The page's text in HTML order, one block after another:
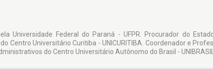
Universidade Federal do Paraná - UFPR. Procurador do
Centro Universitário Curitiba - UNICURITIBA. Coordenador e
do Centro Universitário Autônomo do Brasil -